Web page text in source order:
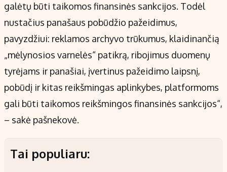
galėtų būti taikomos finansinės sankcijos. Todėl
nustačius panašaus pobūdžio pažeidimus,
pavyzdžiui: reklamos archyvo trūkumus, klaidinančią
„mėlynosios varnelės“ patikrą, ribojimus duomenų
tyrėjams ir panašiai, įvertinus pažeidimo laipsnį,
pobūdį ir kitas reikšmingas aplinkybes, platformoms
gali būti taikomos reikšmingos finansinės sankcijos“,
– sakė pašnekovė.
Tai populiaru: